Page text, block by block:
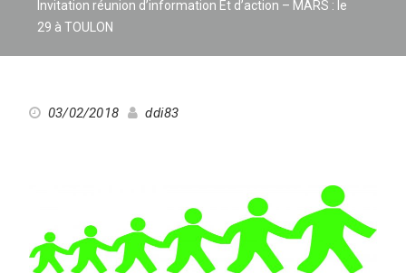
Invitation réunion d’information Et d’action – MARS : le
29 à TOULON
03/02/2018 ddi83